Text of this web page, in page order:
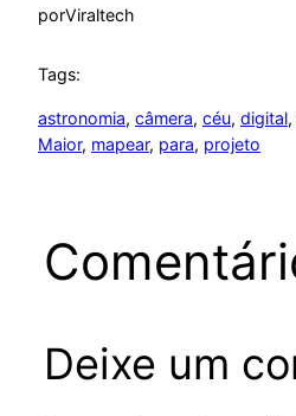
porViraltech
Tags:
astronomia, câmera, céu, digital,
Maior, mapear, para, projeto
Deixe um